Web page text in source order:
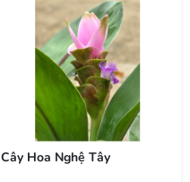
Cây Hoa Nghệ Tây